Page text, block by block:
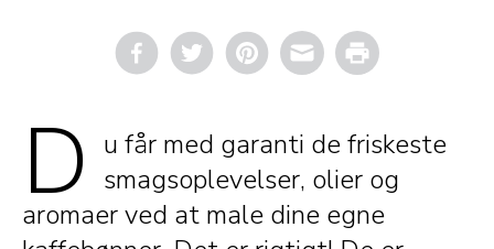
Email Print
D
u får med garanti de friskeste
smagsoplevelser, olier og
aromaer ved at male dine egne